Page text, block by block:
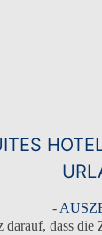
-
darauf, dass